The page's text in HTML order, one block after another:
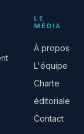
LE
MÉDIA
À propos
L'équipe
Charte
éditoriale
Contact